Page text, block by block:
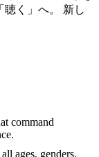
聴く」へ。 新し
command
ages, genders,